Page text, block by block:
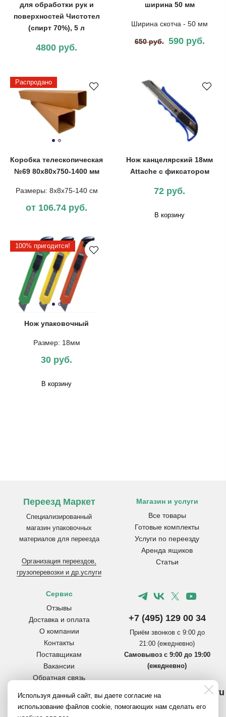
для обработки рук и
поверхностей Чистотел
(спирт 70%), 5 л
4800 руб.
ширина 50 мм
Ширина скотча - 50 мм
650 руб. 590 руб.
Распродано
Коробка телескопическая
№69 80х80х750-1400 мм
Размеры: 8х8х75-140 см
от 106.74 руб.
Нож канцелярский 18мм
Attache с фиксатором
72 руб.
В корзину
100% пригодится!
Нож упаковочный
Размер: 18мм
30 руб.
В корзину
Переезд Маркет
Специализированный
магазин упаковочных
материалов для переезда
Организация переездов,
грузоперевозки и др.услуги
Магазин и услуги
Все товары
Готовые комплекты
Услуги по переезду
Аренда ящиков
Статьи
Сервис
Отзывы
Доставка и оплата
О компании
Контакты
Поставщикам
Вакансии
Обратная связь
коробок
Вопросы и ответы
+7 (495) 129 00 34
Приём звонков с 9:00 до
21:00 (ежедневно)
Самовывоз с 9:00 до 19:00
(ежедневно)
info@pereezdmarket.ru
Общая почта для клиентов
Используя данный сайт, вы даете согласие на
использование файлов cookie, помогающих нам сделать его